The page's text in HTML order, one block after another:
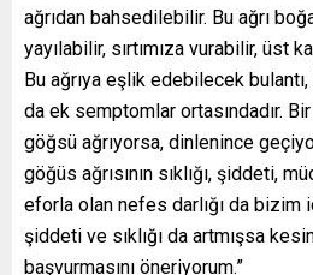
ağrıdan bahsedilebilir. Bu ağrı
yayılabilir, sırtımıza vurabilir, üst
Bu ağrıya eşlik edebilecek
da ek semptomlar ortasındadır.
göğsü ağrıyorsa, dinlenince
göğüs ağrısının sıklığı, şiddeti,
eforla olan nefes darlığı da bizim
şiddeti ve sıklığı da artmışsa
başvurmasını öneriyorum.”